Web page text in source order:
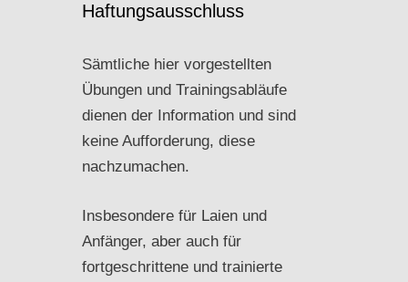
Haftungsausschluss
Sämtliche hier vorgestellten
Übungen und Trainingsabläufe
dienen der Information und sind
keine Aufforderung, diese
nachzumachen.
Insbesondere für Laien und
Anfänger, aber auch für
fortgeschrittene und trainierte